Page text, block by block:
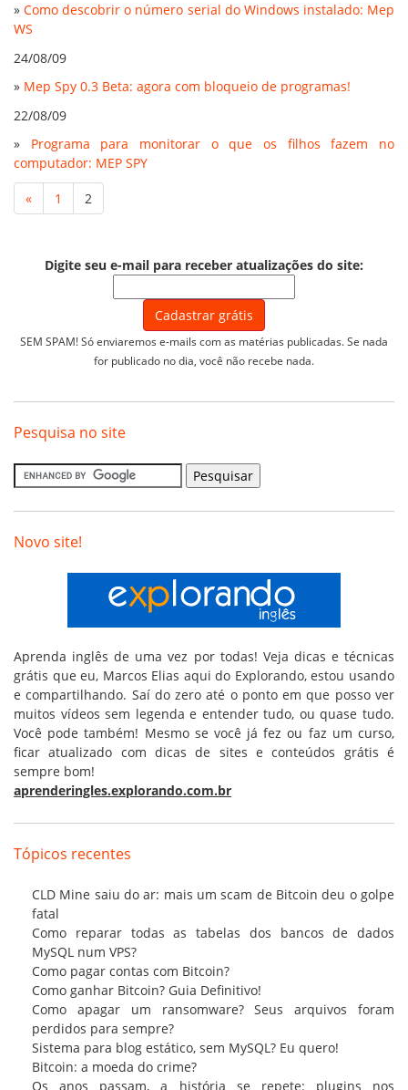
»Como descobrir o número serial do Windows instalado: Mep
WS
24/08/09
» Mep Spy 0.3 Beta: agora com bloqueio de programas!
22/08/09
» Programa para monitorar o que os filhos fazem no
computador: MEP SPY
« 1 2
Digite seu e-mail para receber atualizações do site:
SEM SPAM! Só enviaremos e-mails com as matérias publicadas. Se nada
for publicado no dia, você não recebe nada.
Pesquisa no site
Novo site!
Aprenda inglês de uma vez por todas! Veja dicas e técnicas
grátis que eu, Marcos Elias aqui do Explorando, estou usando
e compartilhando. Saí do zero até o ponto em que posso ver
muitos vídeos sem legenda e entender tudo, ou quase tudo.
Você pode também! Mesmo se você já fez ou faz um curso,
ficar atualizado com dicas de sites e conteúdos grátis é
sempre bom!
aprenderingles.explorando.com.br
Tópicos recentes
CLD Mine saiu do ar: mais um scam de Bitcoin deu o golpe
fatal
Como reparar todas as tabelas dos bancos de dados
MySQL num VPS?
Como pagar contas com Bitcoin?
Como ganhar Bitcoin? Guia Definitivo!
Como apagar um ransomware? Seus arquivos foram
perdidos para sempre?
Sistema para blog estático, sem MySQL? Eu quero!
Bitcoin: a moeda do crime?
Os anos passam, a história se repete: plugins nos